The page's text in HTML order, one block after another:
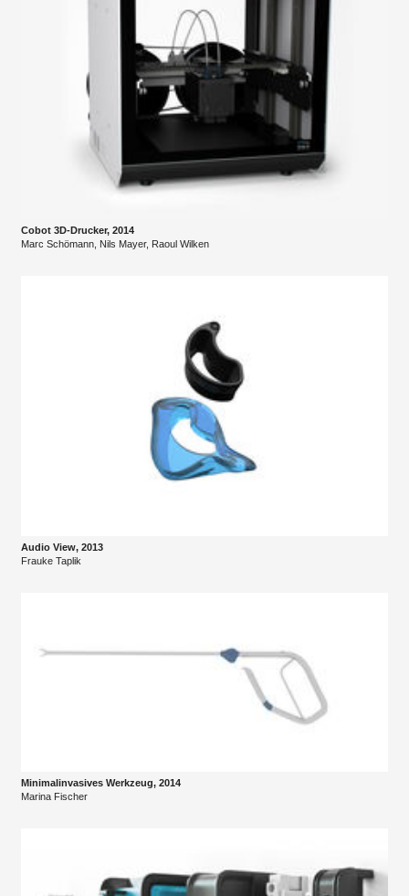
Cobot 3D-Drucker, 2014
Marc Schömann, Nils Mayer, Raoul Wilken
Audio View, 2013
Frauke Taplik
Minimalinvasives Werkzeug, 2014
Marina Fischer